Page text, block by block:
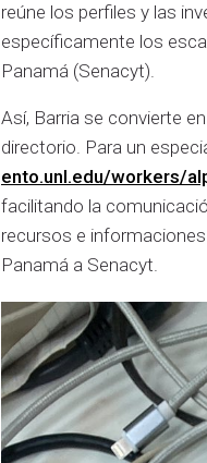
reúne los perfiles y las
específicamente los
Panamá (Senacyt).
Así, Barria se convierte
directorio. Para un
ento.unl.edu/workers/
facilitando la
recursos e
Panamá a Senacyt.